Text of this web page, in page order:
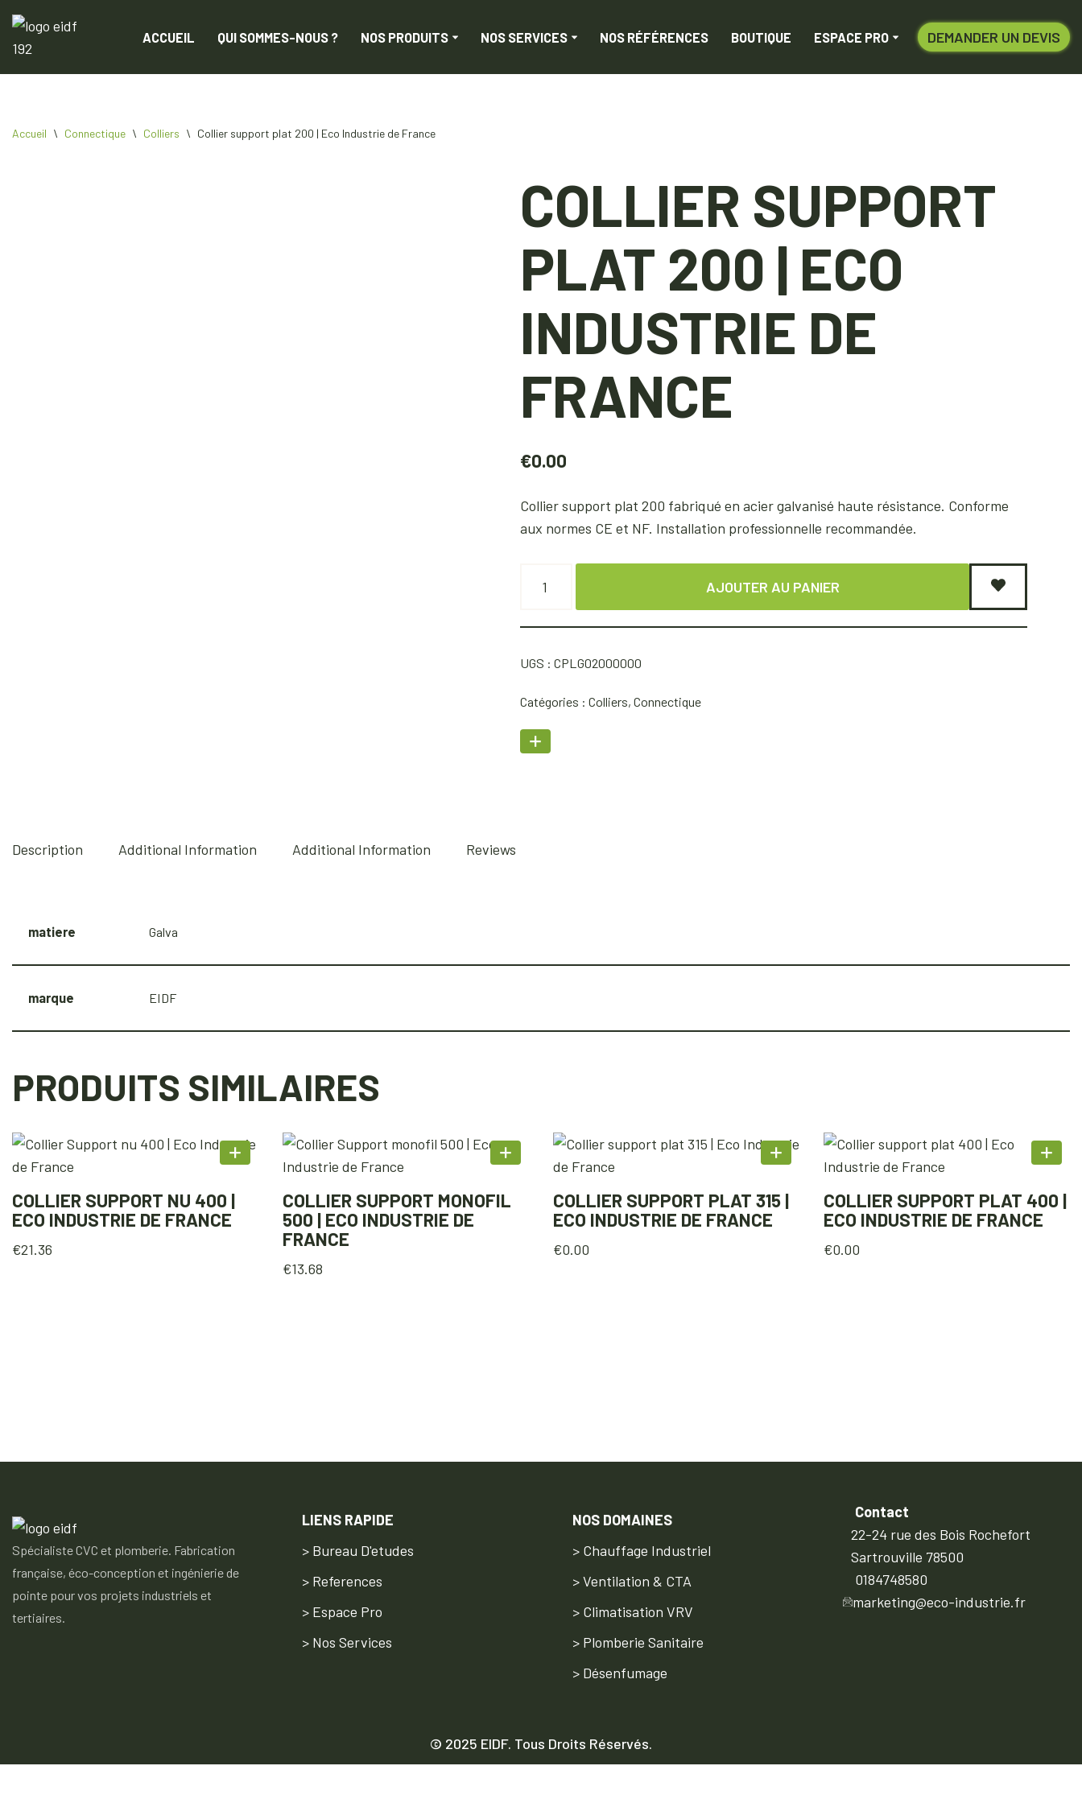
Aller
ACCUEIL QUI SOMMES-NOUS ? NOS PRODUITS NOS SERVICES NOS RÉFÉRENCES BOUTIQUE ESPACE PRO DEMANDER UN DEVIS
Accueil \ Connectique \ Colliers \ Collier support plat 200 | Eco Industrie de France
COLLIER SUPPORT
PLAT 200 | ECO
INDUSTRIE DE
FRANCE
€0.00
Collier support plat 200 fabriqué en acier galvanisé haute résistance. Conforme
aux normes CE et NF. Installation professionnelle recommandée.
AJOUTER AU PANIER
UGS : CPLG02000000
Catégories : Colliers, Connectique
Description Additional Information Additional Information Reviews
matiere Galva
marque EIDF
PRODUITS SIMILAIRES
COLLIER SUPPORT NU 400 |
ECO INDUSTRIE DE FRANCE
€21.36
COLLIER SUPPORT MONOFIL
500 | ECO INDUSTRIE DE
FRANCE
€13.68
COLLIER SUPPORT PLAT 315 |
ECO INDUSTRIE DE FRANCE
€0.00
COLLIER SUPPORT PLAT 400 |
ECO INDUSTRIE DE FRANCE
€0.00
Spécialiste CVC et plomberie. Fabrication
française, éco-conception et ingénierie de
pointe pour vos projets industriels et
tertiaires.
LIENS RAPIDE
> Bureau D'etudes
> References
> Espace Pro
> Nos Services
NOS DOMAINES
> Chauffage Industriel
> Ventilation & CTA
> Climatisation VRV
> Plomberie Sanitaire
> Désenfumage
Contact
22-24 rue des Bois Rochefort
Sartrouville 78500
0184748580
marketing@eco-industrie.fr
© 2025 EIDF. Tous Droits Réservés.